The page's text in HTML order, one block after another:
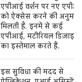
एपीआई वर्शन पर नए
को ऐक्सेस करने की अनुमति
मिलती है. इनमें से कई
एपीआई, मटीरियल डिज़ाइन
का इस्तेमाल करते हैं.
इस सुविधा की मदद से